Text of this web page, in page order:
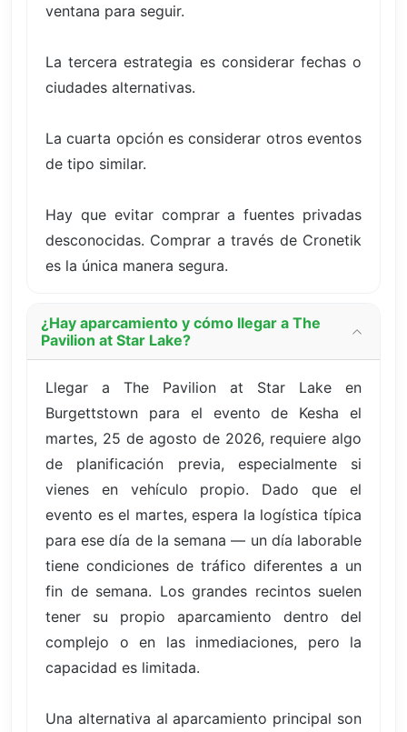
ventana para seguir.
La tercera estrategia es considerar fechas o
ciudades alternativas.
La cuarta opción es considerar otros eventos
de tipo similar.
Hay que evitar comprar a fuentes privadas
desconocidas. Comprar a través de Cronetik
es la única manera segura.
¿Hay aparcamiento y cómo llegar a The
Pavilion at Star Lake?
Llegar a The Pavilion at Star Lake en
Burgettstown para el evento de Kesha el
martes, 25 de agosto de 2026, requiere algo
de planificación previa, especialmente si
vienes en vehículo propio. Dado que el
evento es el martes, espera la logística típica
para ese día de la semana — un día laborable
tiene condiciones de tráfico diferentes a un
fin de semana. Los grandes recintos suelen
tener su propio aparcamiento dentro del
complejo o en las inmediaciones, pero la
capacidad es limitada.
Una alternativa al aparcamiento principal son